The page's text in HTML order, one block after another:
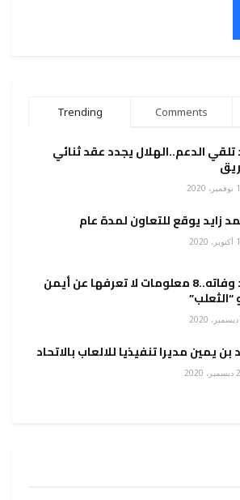
Trending Comments
تلقي الدعم..الهلال يجدد عقد ثنائي
زايد يوقع للتعاون لمدة عام
بعد وفاته..8 معلومات لا تعرفها عن أيمن
“الثعلب”
بن يمين مديرا تنفيذيا للالعاب بالاتحاد